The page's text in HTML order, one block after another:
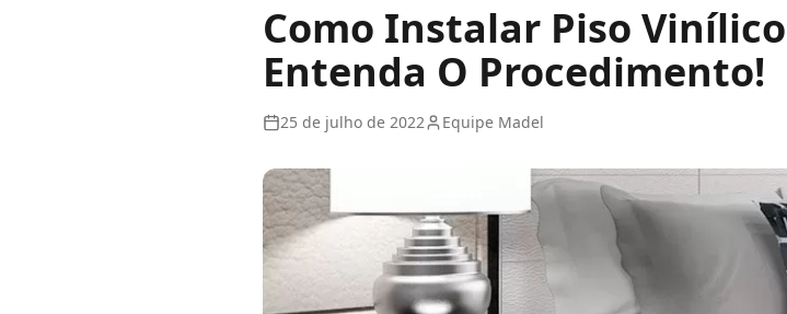
Como Instalar Piso
Entenda O Procedimento!
25 de julho de 2022 Equipe Madel